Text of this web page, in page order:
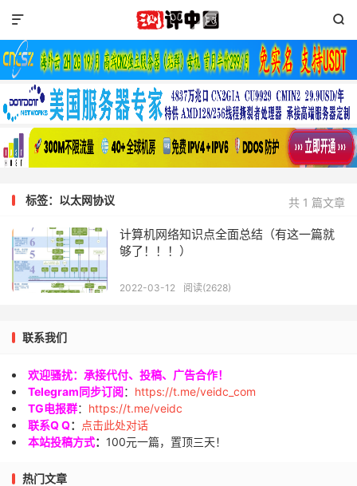


共 1 篇文章
标签：以太网协议
计算机网络知识点全面总结（有这一篇就
够了！！！）
2022-03-12 阅读(2628)
联系我们
欢迎骚扰：承接代付、投稿、广告合作！
Telegram同步订阅： https://t.me/veidc_com
TG电报群： https://t.me/veidc
联系Q Q：
点击此处对话
本站投稿方式： 100元一篇，置顶三天！
热门文章